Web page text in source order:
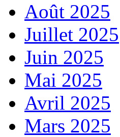
Août 2025
Juillet 2025
Juin 2025
Mai 2025
Avril 2025
Mars 2025